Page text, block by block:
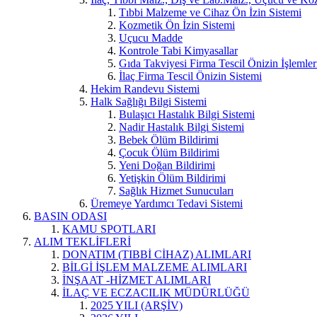
Tıbbi Malzeme ve Cihaz Ön İzin Sistemi
Kozmetik Ön İzin Sistemi
Uçucu Madde
Kontrole Tabi Kimyasallar
Gıda Takviyesi Firma Tescil Önizin
İlaç Firma Tescil Önizin Sistemi
Hekim Randevu Sistemi
Halk Sağlığı Bilgi Sistemi
Bulaşıcı Hastalık Bilgi Sistemi
Nadir Hastalık Bilgi Sistemi
Bebek Ölüm Bildirimi
Çocuk Ölüm Bildirimi
Yeni Doğan Bildirimi
Yetişkin Ölüm Bildirimi
Sağlık Hizmet Sunucuları
Üremeye Yardımcı Tedavi Sistemi
BASIN ODASI
KAMU SPOTLARI
ALIM TEKLİFLERİ
DONATIM (TIBBİ CİHAZ) ALIMLARI
BİLGİ İŞLEM MALZEME ALIMLARI
İNŞAAT -HİZMET ALIMLARI
İLAÇ VE ECZACILIK MÜDÜRLÜĞÜ
2025 YILI (ARŞİV)